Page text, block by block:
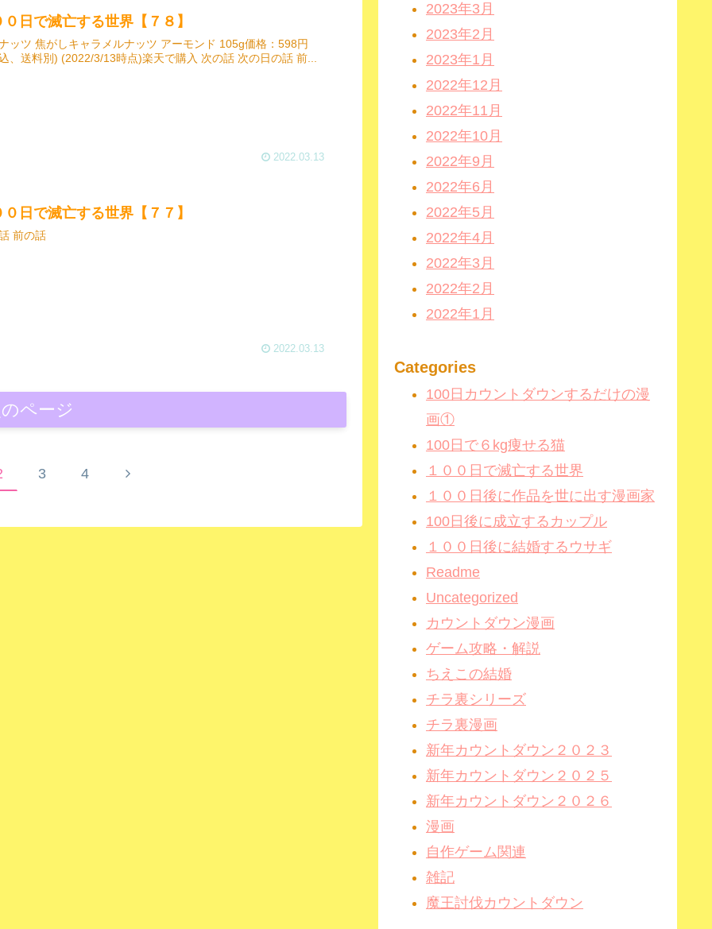
０日で滅亡する世界【７８】
ッツ 焦がしキャラメルナッツ アーモンド 105g価格：598円
、送料別) (2022/3/13時点)楽天で購入 次の話 次の日の話 前...
2022.03.13
０日で滅亡する世界【７７】
前の話
2022.03.13
ページ
3 4
2023年3月
2023年2月
2023年1月
2022年12月
2022年11月
2022年10月
2022年9月
2022年6月
2022年5月
2022年4月
2022年3月
2022年2月
2022年1月
Categories
100日カウントダウンするだけの漫
画①
100日で６kg痩せる猫
１００日で滅亡する世界
１００日後に作品を世に出す漫画家
100日後に成立するカップル
１００日後に結婚するウサギ
Readme
Uncategorized
カウントダウン漫画
ゲーム攻略・解説
ちえこの結婚
チラ裏シリーズ
チラ裏漫画
新年カウントダウン２０２３
新年カウントダウン２０２５
新年カウントダウン２０２６
漫画
自作ゲーム関連
雑記
魔王討伐カウントダウン